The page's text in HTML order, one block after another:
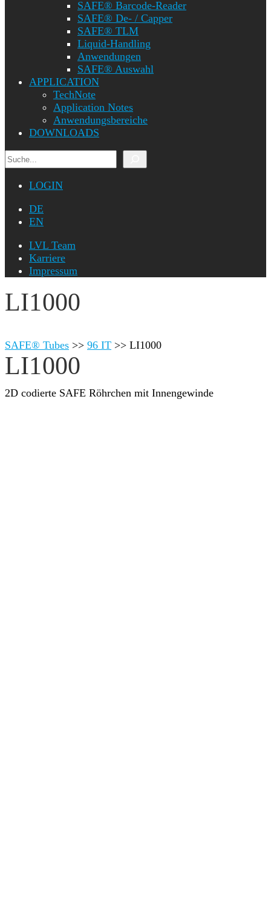
SAFE® Barcode-Reader
SAFE® De- / Capper
SAFE® TLM
Liquid-Handling
Anwendungen
SAFE® Auswahl
APPLICATION
TechNote
Application Notes
Anwendungsbereiche
DOWNLOADS
Suchen
LOGIN
DE
EN
LVL Team
Karriere
Impressum
LI1000
SAFE® Tubes >> 96 IT >> LI1000
LI1000
2D codierte SAFE Röhrchen mit Innengewinde